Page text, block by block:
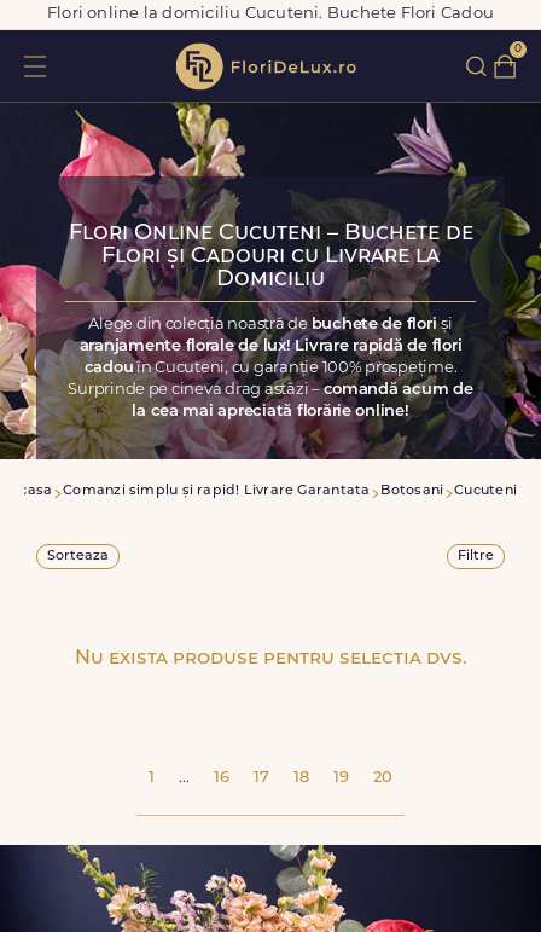
Flori online la domiciliu Cucuteni. Buchete Flori Cadou
0
Flori Online Cucuteni – Buchete de
Flori și Cadouri cu Livrare la
Domiciliu
Alege din colecția noastră de buchete de floriși
aranjamente florale de lux! Livrare rapidă de flori
cadouîn Cucuteni, cu garanție 100% prospețime.
Surprinde pe cineva drag astăzi –comandă acum de
la cea mai apreciată florărie online!
Acasa Comanzi simplu și rapid! Livrare Garantata Botosani Cucuteni
Sorteaza Filtre
Nu exista produse pentru selectia dvs.
1 ... 16 17 18 19 20